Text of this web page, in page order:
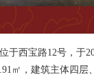
于西宝路12号，于
㎡，建筑主体四层